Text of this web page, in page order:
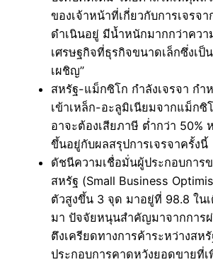
ของเจ้าหน้าที่เกี่ยวกับการเจรจ
ดำเนินอยู่ มีน้ำหนักมากกว่าควา
เศรษฐกิจที่ธุรกิจขนาดเล็กซึ่งเป็
เผชิญ”
สหรัฐ-แม็กซิโก กำลังเจรจา กำ
เข้าเหล็ก-อะลูมิเนียมจากแม็กซิ
อาจะต้องเสียภาษี ต่ำกว่า 50%
ขึ้นอยู่กับผลสรุปการเจรจาครั้งนี้
ดัชนีความเชื่อมั่นผู้ประกอบการ
สหรัฐ (Small Business
ตัวสูงขึ้น 3 จุด มาอยู่ที่ 98.8 ใน
มา ปัจจัยหนุนสำคัญมาจากการ
ตึงเครียดทางการค้าระหว่างสห
ประกอบการคาดหวังยอดขายที่